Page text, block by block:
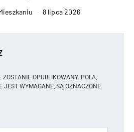
8 lipca 2026
OPUBLIKOWANY. POLA,
JEST WYMAGANE, SĄ OZNACZONE